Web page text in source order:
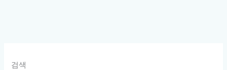
가
검색